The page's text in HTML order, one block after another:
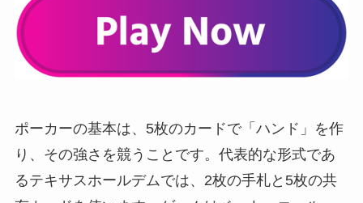
ポーカーの基本は、5枚のカードで「ハンド」を作
り、その強さを競うことです。代表的な形式であ
るテキサスホールデムでは、2枚の手札と5枚の共